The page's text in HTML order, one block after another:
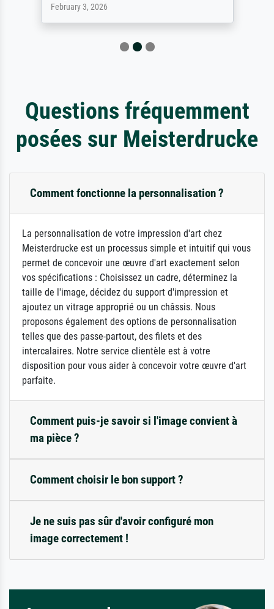
February 3, 2026
Questions fréquemment
posées sur Meisterdrucke
Comment fonctionne la personnalisation ?
La personnalisation de votre impression d'art chez
Meisterdrucke est un processus simple et intuitif qui vous
permet de concevoir une œuvre d'art exactement selon
vos spécifications : Choisissez un cadre, déterminez la
taille de l'image, décidez du support d'impression et
ajoutez un vitrage approprié ou un châssis. Nous
proposons également des options de personnalisation
telles que des passe-partout, des filets et des
intercalaires. Notre service clientèle est à votre
disposition pour vous aider à concevoir votre œuvre d'art
parfaite.
Comment puis-je savoir si l'image convient à
ma pièce ?
Comment choisir le bon support ?
Je ne suis pas sûr d'avoir configuré mon
image correctement !